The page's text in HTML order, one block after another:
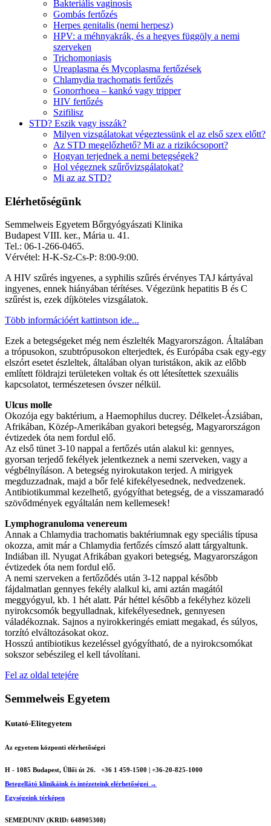
Bakteriális vaginosis
Gombás fertőzés
Herpes genitalis (nemi herpesz)
HPV: a méhnyakrák, és a hegyes függöly a nemi
szerveken
Trichomoniasis
Ureaplasma és Mycoplasma fertőzések
Chlamydia trachomatis fertőzés
Gonorrhoea – kankó vagy tripper
HIV fertőzés
Szifilisz
STD? Eszik vagy isszák?
Milyen vizsgálatokat végeztessünk el az első szex előtt?
Az STD megelőzhető? Mi az a rizikócsoport?
Hogyan terjednek a nemi betegségek?
Hol végeznek szűrővizsgálatokat?
Mi az az STD?
Elérhetőségünk
Semmelweis Egyetem Bőrgyógyászati Klinika
Budapest VIII. ker., Mária u. 41.
Tel.: 06-1-266-0465.
Vérvétel: H-K-Sz-Cs-P: 8:00-9:00.
A HIV szűrés ingyenes, a syphilis szűrés érvényes TAJ kártyával
ingyenes, ennek hiányában térítéses. Végezünk hepatitis B és C
szűrést is, ezek díjköteles vizsgálatok.
Több információért kattintson ide...
Ezek a betegségeket még nem észlelték Magyarországon. Általában
a trópusokon, szubtrópusokon elterjedtek, és Európába csak egy-egy
elszórt esetet észleltek, általában olyan turistákon, akik az előbb
említett földrajzi területeken voltak és ott létesítettek szexuális
kapcsolatot, természetesen óvszer nélkül.
Ulcus molle
Okozója egy baktérium, a Haemophilus ducrey. Délkelet-Ázsiában,
Afrikában, Közép-Amerikában gyakori betegség, Magyarországon
évtizedek óta nem fordul elő.
Az első tünet 3-10 nappal a fertőzés után alakul ki: gennyes,
gyorsan terjedő fekélyek jelentkeznek a nemi szerveken, vagy a
végbélnyíláson. A betegség nyirokutakon terjed. A mirigyek
megduzzadnak, majd a bőr felé kifekélyesednek, nedvedzenek.
Antibiotikummal kezelhető, gyógyíthat betegség, de a visszamaradó
szövődmények egyáltalán nem kellemesek!
Lymphogranuloma venereum
Annak a Chlamydia trachomatis baktériumnak egy speciális típusa
okozza, amit már a Chlamydia fertőzés címszó alatt tárgyaltunk.
Indiában ill. Nyugat Afrikában gyakori betegség, Magyarországon
évtizedek óta nem fordul elő.
A nemi szerveken a fertőződés után 3-12 nappal később
fájdalmatlan gennyes fekély alalkul ki, ami aztán magától
meggyógyul, kb. 1 hét alatt. Pár héttel később a fekélyhez közeli
nyirokcsomók begyulladnak, kifekélyesednek, gennyesen
váladékoznak. Sajnos a nyirokkeringés emiatt megakad, és súlyos,
torzító elváltozásokat okoz.
Hosszú antibiotikus kezeléssel gyógyítható, de a nyirokcsomókat
sokszor sebészileg el kell távolítani.
Fel az oldal tetejére
Semmelweis Egyetem
Kutató-Elitegyetem
Az egyetem központi elérhetőségei
H - 1085 Budapest, Üllői út 26.
+36 1 459-1500 | +36-20-825-1000
Betegellátó klinikáink és intézeteink elérhetőségei →
Egységeink térképen
SEMEDUNIV (KRID: 648905308)